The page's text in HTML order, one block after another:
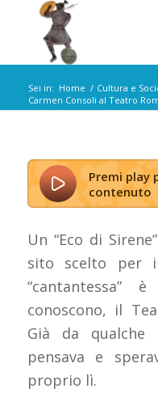
Sei in: Home / Cultura e
Carmen Consoli al Teatro
Premi play per ascoltare questo
contenuto
Un “Eco di
sito scelto per
“cantantessa”
conoscono, il
Già da qualche
pensava e
proprio lì.